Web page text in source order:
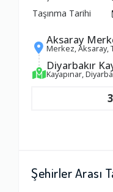
Taşınma Tarihi
Aksaray
Merkez, Aksaray,
Diyarbakır
Kayapınar,
3
Şehirler Arası